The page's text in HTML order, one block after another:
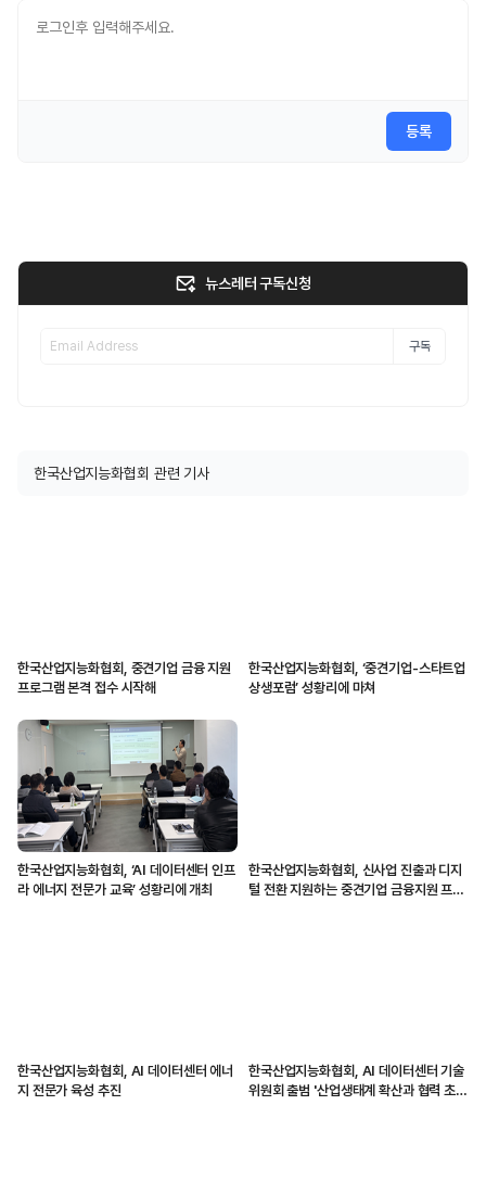
등록
뉴스레터 구독신청
구독
한국산업지능화협회 관련 기사
한국산업지능화협회, 중견기업 금융 지원
프로그램 본격 접수 시작해
한국산업지능화협회, ‘중견기업-스타트업
상생포럼’ 성황리에 마쳐
한국산업지능화협회, ‘AI 데이터센터 인프
라 에너지 전문가 교육’ 성황리에 개최
한국산업지능화협회, 신사업 진출과 디지
털 전환 지원하는 중견기업 금융지원 프로
한국산업지능화협회, AI 데이터센터 에너
지 전문가 육성 추진
한국산업지능화협회, AI 데이터센터 기술
위원회 출범 '산업생태계 확산과 협력 초